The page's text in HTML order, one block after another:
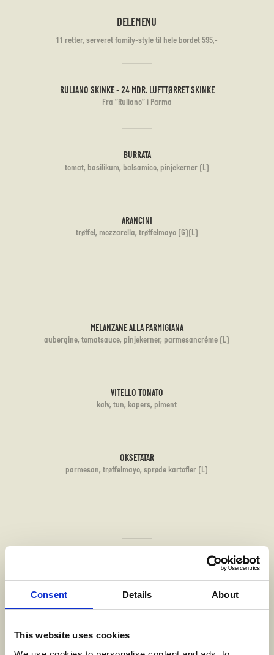
Consent Details About
This website uses cookies
DELEMENU
11 retter, serveret family-style til hele bordet 595,-
RULIANO SKINKE - 24 MDR. LUFTTØRRET SKINKE
Fra ”Ruliano” i Parma
BURRATA
tomat, basilikum, balsamico, pinjekerner (L)
ARANCINI
trøffel, mozzarella, trøffelmayo (G)(L)
MELANZANE ALLA PARMIGIANA
aubergine, tomatsauce, pinjekerner, parmesancréme (L)
VITELLO TONATO
kalv, tun, kapers, piment
OKSETATAR
parmesan, trøffelmayo, sprøde kartofler (L)
MAFALDINE